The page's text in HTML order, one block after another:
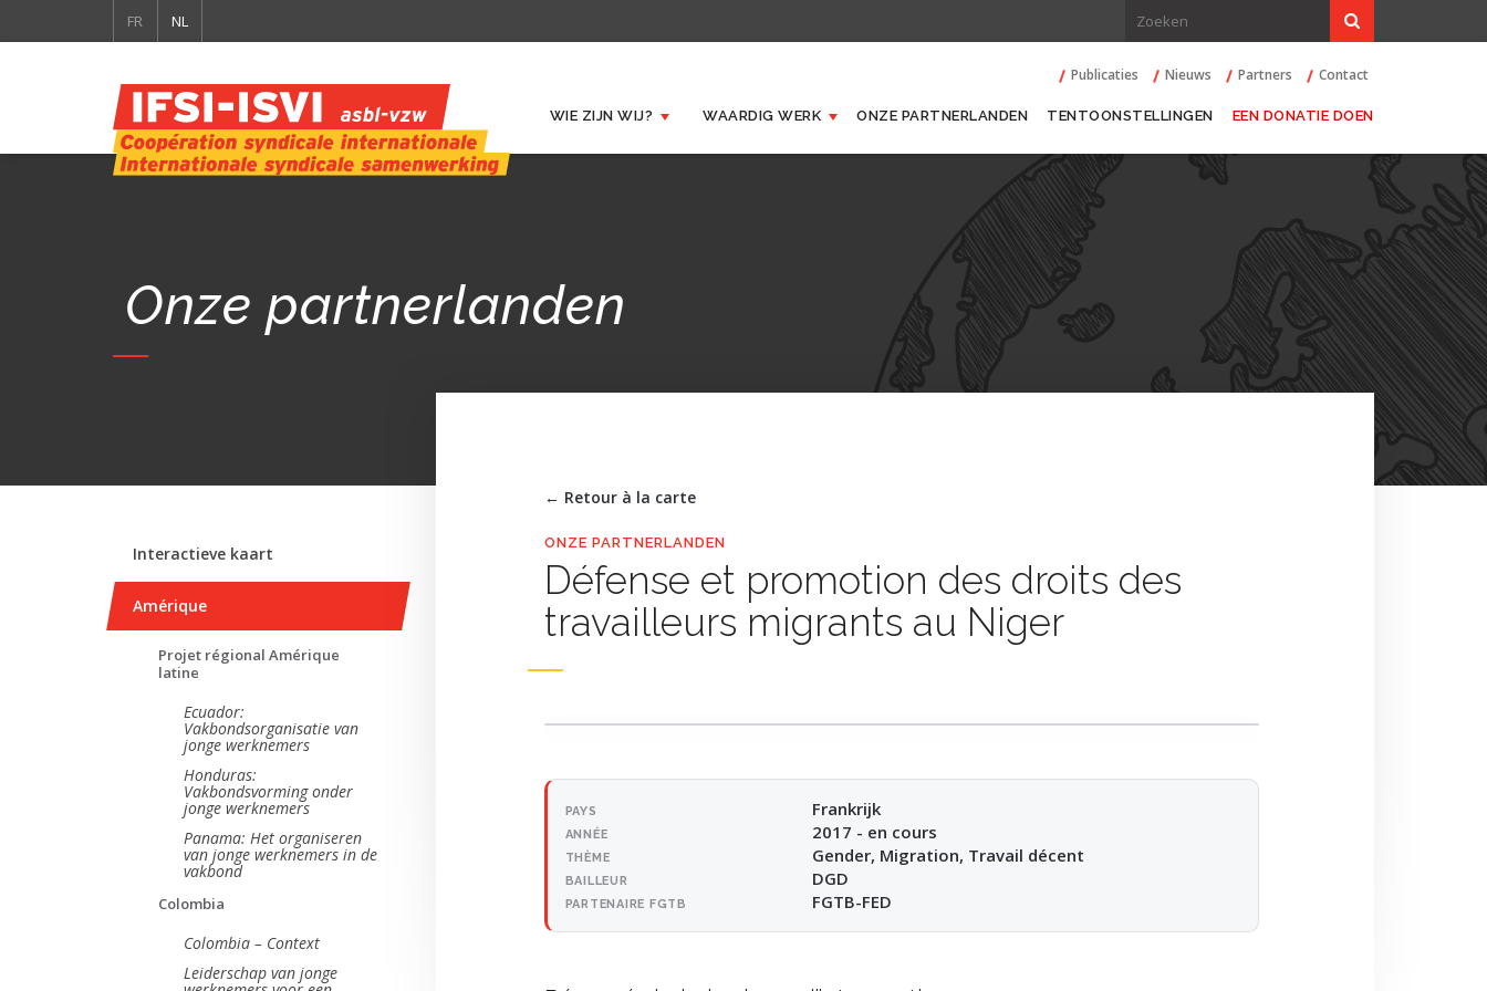
FR NL
Publicaties Nieuws Partners Contact
WIE ZIJN WIJ? WAARDIG WERK ONZE PARTNERLANDEN TENTOONSTELLINGEN EEN DONATIE DOEN
Onze partnerlanden
Interactieve kaart
Amérique
Projet régional Amérique
latine
Ecuador:
Vakbondsorganisatie van
jonge werknemers
Honduras:
Vakbondsvorming onder
jonge werknemers
Panama: Het organiseren
van jonge werknemers in de
vakbond
Colombia
Colombia – Context
Leiderschap van jonge
← Retour à la carte
ONZE PARTNERLANDEN
Défense et promotion des droits des
travailleurs migrants au Niger
PAYS Frankrijk
ANNÉE 2017 - en cours
THÈME Gender, Migration, Travail décent
BAILLEUR DGD
PARTENAIRE FGTB FGTB-FED